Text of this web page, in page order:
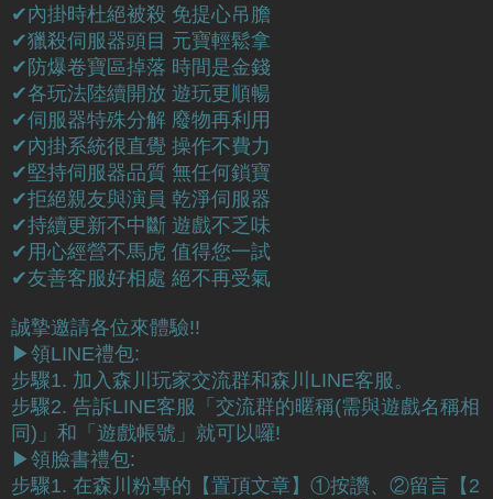
✔內掛時杜絕被殺 免提心吊膽
✔獵殺伺服器頭目 元寶輕鬆拿
✔防爆卷寶區掉落 時間是金錢
✔各玩法陸續開放 遊玩更順暢
✔伺服器特殊分解 廢物再利用
✔內掛系統很直覺 操作不費力
✔堅持伺服器品質 無任何鎖寶
✔拒絕親友與演員 乾淨伺服器
✔持續更新不中斷 遊戲不乏味
✔用心經營不馬虎 值得您一試
✔友善客服好相處 絕不再受氣
誠摯邀請各位來體驗!!
▶領LINE禮包:
步驟1. 加入森川玩家交流群和森川LINE客服。
步驟2. 告訴LINE客服「交流群的暱稱(需與遊戲名稱相
同)」和「遊戲帳號」就可以囉!
▶領臉書禮包:
步驟1. 在森川粉專的【置頂文章】①按讚、②留言【2